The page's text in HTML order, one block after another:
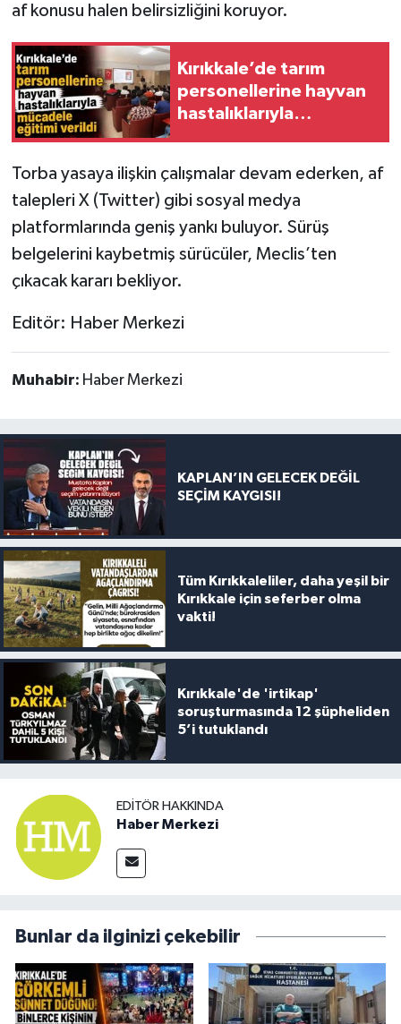
af konusu halen belirsizliğini koruyor.
Kırıkkale’de tarım
personellerine hayvan
hastalıklarıyla
Torba yasaya ilişkin çalışmalar devam ederken, af
talepleri X (Twitter) gibi sosyal medya
platformlarında geniş yankı buluyor. Sürüş
belgelerini kaybetmiş sürücüler, Meclis’ten
çıkacak kararı bekliyor.
Editör: Haber Merkezi
Muhabir: Haber Merkezi
KAPLAN’IN GELECEK DEĞİL
SEÇİM KAYGISI!
Tüm Kırıkkaleliler, daha yeşil bir
Kırıkkale için seferber olma
vakti!
Kırıkkale'de 'irtikap'
soruşturmasında 12 şüpheliden
5’i tutuklandı
EDITÖR HAKKINDA
Haber Merkezi
Bunlar da ilginizi çekebilir